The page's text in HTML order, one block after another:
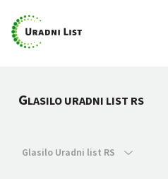
GLASILO URADNI LIST RS
Glasilo Uradni list RS